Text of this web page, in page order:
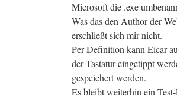
Microsoft die .exe
Was das den Author der
erschließt sich mir nicht.
Per Definition kann Eicar
der Tastatur eingetippt
gespeichert werden.
Es bleibt weiterhin ein